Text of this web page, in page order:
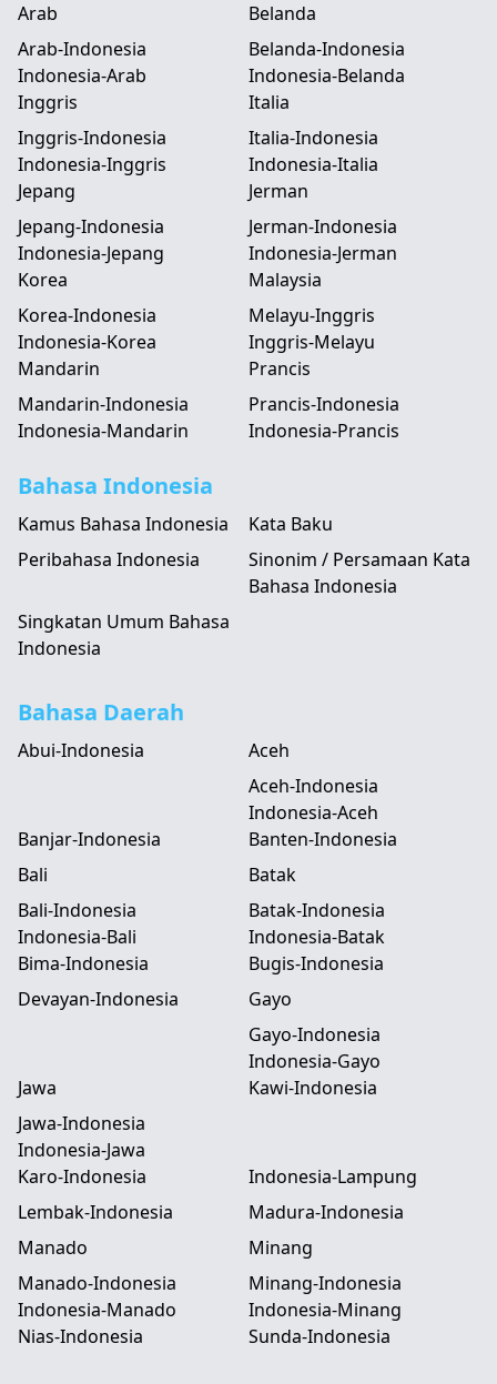
Arab
Arab-Indonesia
Indonesia-Arab
Belanda
Belanda-Indonesia
Indonesia-Belanda
Inggris
Inggris-Indonesia
Indonesia-Inggris
Italia
Italia-Indonesia
Indonesia-Italia
Jepang
Jepang-Indonesia
Indonesia-Jepang
Jerman
Jerman-Indonesia
Indonesia-Jerman
Korea
Korea-Indonesia
Indonesia-Korea
Malaysia
Melayu-Inggris
Inggris-Melayu
Mandarin
Mandarin-Indonesia
Indonesia-Mandarin
Prancis
Prancis-Indonesia
Indonesia-Prancis
Bahasa Indonesia
Kamus Bahasa Indonesia
Kata Baku
Peribahasa Indonesia
Sinonim / Persamaan Kata
Bahasa Indonesia
Singkatan Umum Bahasa
Indonesia
Bahasa Daerah
Abui-Indonesia
Aceh
Aceh-Indonesia
Indonesia-Aceh
Banjar-Indonesia
Banten-Indonesia
Bali
Bali-Indonesia
Indonesia-Bali
Batak
Batak-Indonesia
Indonesia-Batak
Bima-Indonesia
Bugis-Indonesia
Devayan-Indonesia
Gayo
Gayo-Indonesia
Indonesia-Gayo
Jawa
Jawa-Indonesia
Indonesia-Jawa
Kawi-Indonesia
Karo-Indonesia
Indonesia-Lampung
Lembak-Indonesia
Madura-Indonesia
Manado
Manado-Indonesia
Indonesia-Manado
Minang
Minang-Indonesia
Indonesia-Minang
Nias-Indonesia
Sunda-Indonesia